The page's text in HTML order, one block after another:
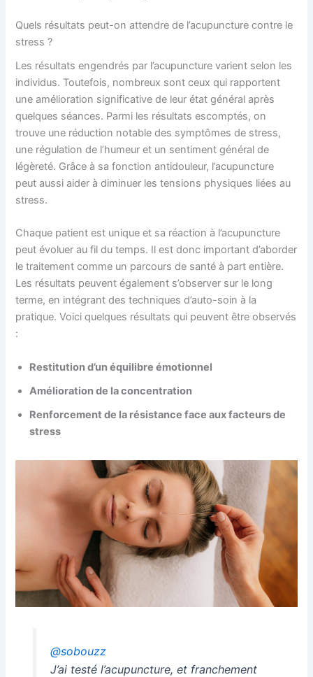
Quels résultats peut-on attendre de l’acupuncture contre le
stress ?
Les résultats engendrés par l’acupuncture varient selon les
individus. Toutefois, nombreux sont ceux qui rapportent
une amélioration significative de leur état général après
quelques séances. Parmi les résultats escomptés, on
trouve une réduction notable des symptômes de stress,
une régulation de l’humeur et un sentiment général de
légèreté. Grâce à sa fonction antidouleur, l’acupuncture
peut aussi aider à diminuer les tensions physiques liées au
stress.
Chaque patient est unique et sa réaction à l’acupuncture
peut évoluer au fil du temps. Il est donc important d’aborder
le traitement comme un parcours de santé à part entière.
Les résultats peuvent également s’observer sur le long
terme, en intégrant des techniques d’auto-soin à la
pratique. Voici quelques résultats qui peuvent être observés
:
Restitution d’un équilibre émotionnel
Amélioration de la concentration
Renforcement de la résistance face aux facteurs de
stress
@sobouzz
J’ai testé l’acupuncture, et franchement